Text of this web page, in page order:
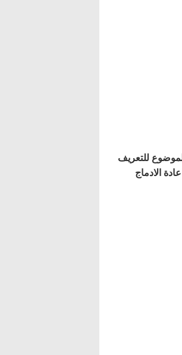
الموضوع للتعريف
الادماج